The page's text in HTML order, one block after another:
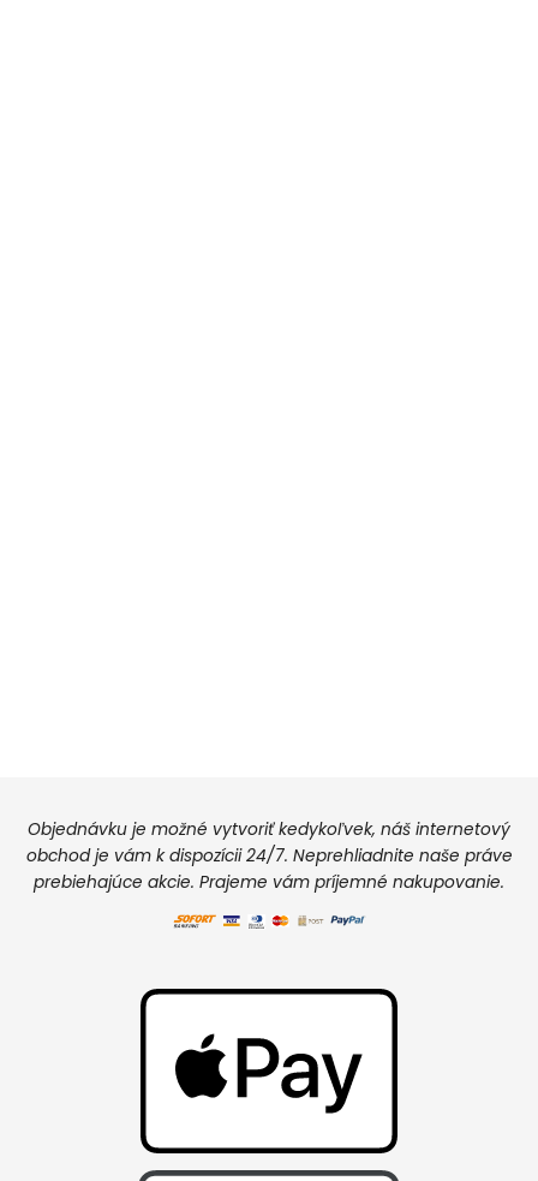
Objednávku je možné vytvoriť kedykoľvek, náš internetový
obchod je vám k dispozícii 24/7. Neprehliadnite naše práve
prebiehajúce akcie. Prajeme vám príjemné nakupovanie.